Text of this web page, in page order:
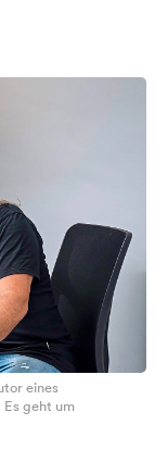
eines
geht um